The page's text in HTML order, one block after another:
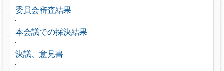
委員会審査結果
本会議での採決結果
決議、意見書